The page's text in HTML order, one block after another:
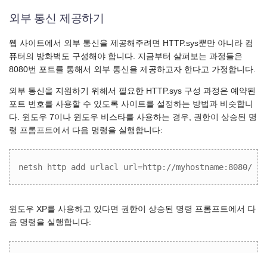
외부 통신 제공하기
웹 사이트에서 외부 통신을 제공해주려면 HTTP.sys뿐만 아니라 컴
퓨터의 방화벽도 구성해야 합니다. 지금부터 살펴보는 과정들은
8080번 포트를 통해서 외부 통신을 제공하고자 한다고 가정합니다.
외부 통신을 지원하기 위해서 필요한 HTTP.sys 구성 과정은 예약된
포트 번호를 사용할 수 있도록 사이트를 설정하는 방법과 비슷합니
다. 윈도우 7이나 윈도우 비스타를 사용하는 경우, 권한이 상승된 명
령 프롬프트에서 다음 명령을 실행합니다:
netsh http add urlacl url=http://myhostname:8080/
윈도우 XP를 사용하고 있다면 권한이 상승된 명령 프롬프트에서 다
음 명령을 실행합니다: